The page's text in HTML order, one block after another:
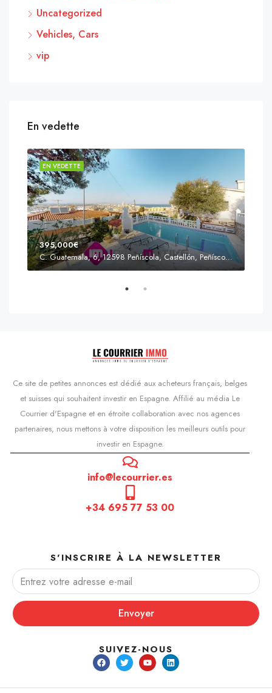
Uncategorized
Vehicles, Cars
vip
En vedette
EN VEDETTE
395,000€
C. Guatemala, 6, 12598 Peñíscola, Castellón, Peñíscola, Communauté valencienne
Ce site de petites annonces est dédié aux acheteurs français, belges
et suisses qui souhaitent investir en Espagne. Affilié au média Le
Courrier d'Espagne et en étroite collaboration avec nos agences
partenaires, nous mettons à votre disposition les meilleurs outils pour
investir en Espagne.
info@lecourrier.es
+34 695 77 53 00
S'INSCRIRE À LA NEWSLETTER
Envoyer
SUIVEZ-NOUS